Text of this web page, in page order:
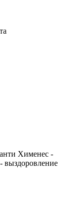
Хименес -
выздоровление